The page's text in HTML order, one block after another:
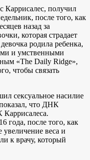
Каррисалес, получил
после того, как
назад за
которая страдает
родила ребенка,
и умственными
«The Daily Ridge»,
чтобы связать
сексуальное насилие
что ДНК
Каррисалеса.
года, после того, как
увеличение веса и
к врачу, который